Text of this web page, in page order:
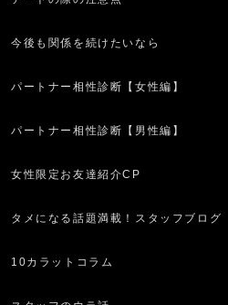
今後も関係を続けたいなら
パートナー相性診断【女性編】
パートナー相性診断【男性編】
女性限定お友達紹介CP
タメになる話題満載！スタッフブログ
10カラットコラム